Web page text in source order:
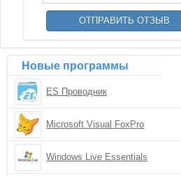
Новые программы
ES Проводник
Microsoft Visual FoxPro
Windows Live Essentials